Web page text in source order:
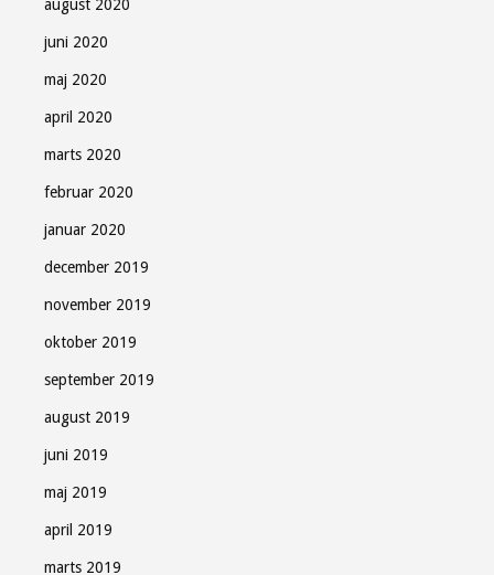
august 2020
juni 2020
maj 2020
april 2020
marts 2020
februar 2020
januar 2020
december 2019
november 2019
oktober 2019
september 2019
august 2019
juni 2019
maj 2019
april 2019
marts 2019